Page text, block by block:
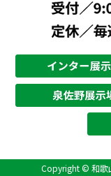
Copyright © 和歌